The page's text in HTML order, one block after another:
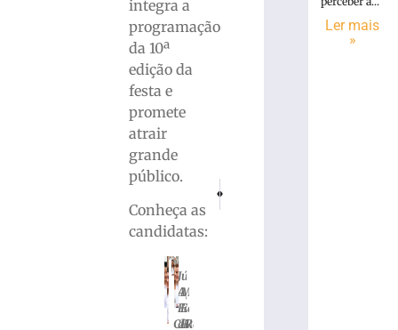
integra a
programação
da 10ª
edição da
festa e
promete
atrair
grande
público.
Conheça as
candidatas:
Carolaine
Júlia
Aparecida
Ferreira
da
Maria
Eduarda
Heffelmann
Micáelly
Rafaela
Ler mais
»